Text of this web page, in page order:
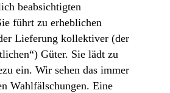
beabsichtigten
führt zu erheblichen
Lieferung kollektiver (der
Güter. Sie lädt zu
ein. Wir sehen das immer
Wahlfälschungen. Eine